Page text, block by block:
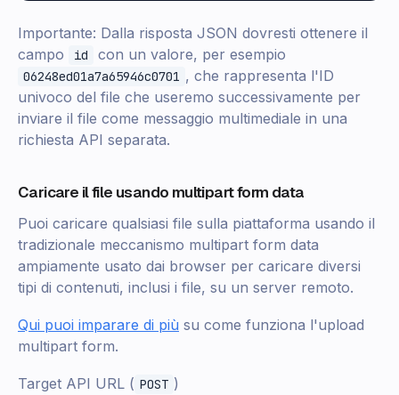
Importante: Dalla risposta JSON dovresti ottenere il
campo
id con un valore, per esempio
06248ed01a7a65946c0701 , che rappresenta l'ID
univoco del file che useremo successivamente per
inviare il file come messaggio multimediale in una
richiesta API separata.
Caricare il file usando multipart form data
Puoi caricare qualsiasi file sulla piattaforma usando il
tradizionale meccanismo multipart form data
ampiamente usato dai browser per caricare diversi
tipi di contenuti, inclusi i file, su un server remoto.
Qui puoi imparare di più su come funziona l'upload
multipart form.
Target API URL ( POST )